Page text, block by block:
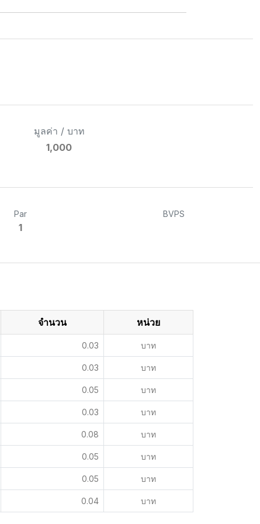
มูลค่า / บาท
1,000
Par
1
BVPS
จำนวน หน่วย
0.03 บาท
0.03 บาท
0.05 บาท
0.03 บาท
0.08 บาท
0.05 บาท
0.05 บาท
0.04 บาท